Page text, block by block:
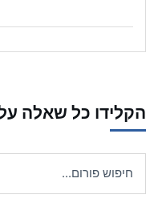
הקלידו כל שאלה על